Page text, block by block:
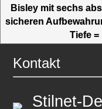
Bisley mit sechs
sicheren
Tiefe =
Kontakt
Stilnet-